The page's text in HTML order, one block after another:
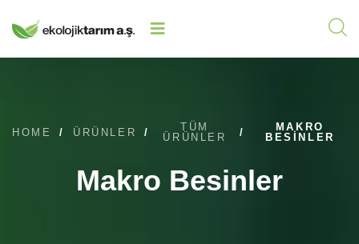
HOME / ÜRÜNLER /
TÜM
ÜRÜNLER
/
MAKRO
BESINLER
Makro Besinler